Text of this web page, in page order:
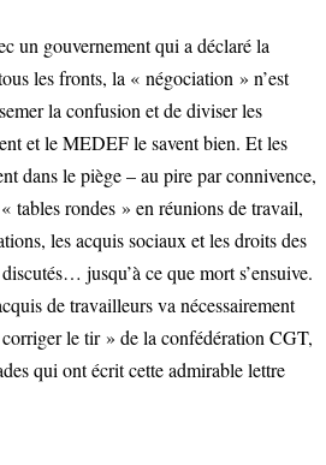
un gouvernement qui a déclaré la
les fronts, la « négociation » n’est
la confusion et de diviser les
et le MEDEF le savent bien. Et les
dans le piège – au pire par connivence,
tables rondes » en réunions de travail,
les acquis sociaux et les droits des
jusqu’à ce que mort s’ensuive.
de travailleurs va nécessairement
le tir » de la confédération CGT,
qui ont écrit cette admirable lettre